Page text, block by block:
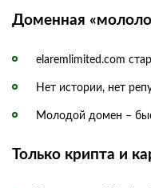
Доменная
elaremlimited.com
Нет истории, нет
Молодой домен –
Только крипта и